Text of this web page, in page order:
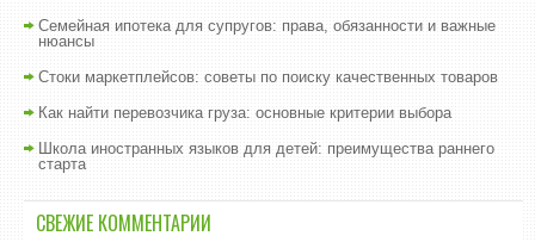
Семейная ипотека для супругов: права, обязанности и важные
нюансы
Стоки маркетплейсов: советы по поиску качественных товаров
Как найти перевозчика груза: основные критерии выбора
Школа иностранных языков для детей: преимущества раннего
старта
СВЕЖИЕ КОММЕНТАРИИ